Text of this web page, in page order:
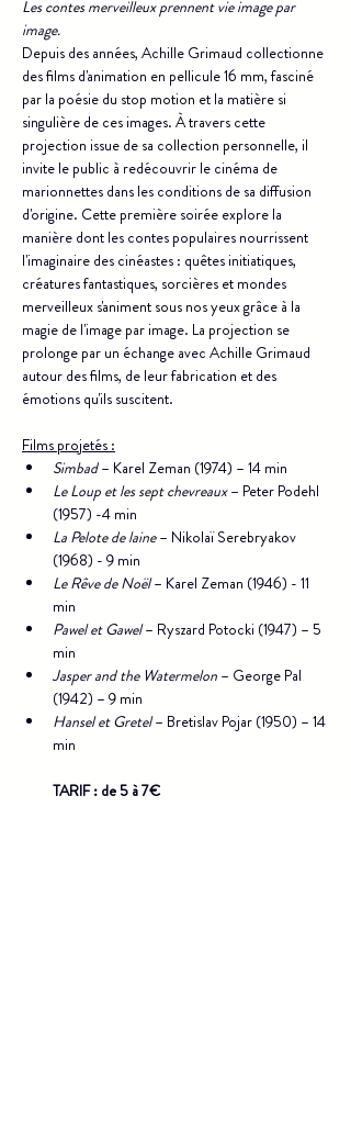
Les contes merveilleux prennent vie image par
image.
Depuis des années, Achille Grimaud collectionne
des films d'animation en pellicule 16 mm, fasciné
par la poésie du stop motion et la matière si
singulière de ces images. À travers cette
projection issue de sa collection personnelle, il
invite le public à redécouvrir le cinéma de
marionnettes dans les conditions de sa diffusion
d'origine. Cette première soirée explore la
manière dont les contes populaires nourrissent
l'imaginaire des cinéastes : quêtes initiatiques,
créatures fantastiques, sorcières et mondes
merveilleux s'animent sous nos yeux grâce à la
magie de l'image par image. La projection se
prolonge par un échange avec Achille Grimaud
autour des films, de leur fabrication et des
émotions qu'ils suscitent.
Films projetés :
Simbad – Karel Zeman (1974) – 14 min
Le Loup et les sept chevreaux – Peter Podehl
(1957) -4 min
La Pelote de laine – Nikolaï Serebryakov
(1968) - 9 min
Le Rêve de Noël – Karel Zeman (1946) - 11
min
Pawel et Gawel – Ryszard Potocki (1947) – 5
min
Jasper and the Watermelon – George Pal
(1942) – 9 min
Hansel et Gretel – Bretislav Pojar (1950) – 14
min
TARIF : de 5 à 7€